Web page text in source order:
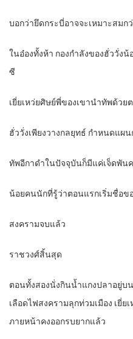
บอกว่ายึดกระบี่อาจจะเหมาะสมก
ในอ๋องทั้งห้า กองกำลังของฮั่ววั่ง
ซี
เยี่ยเหว่ยศิษย์พี่ของเขานำทัพด้วย
ฮั่ววั่งเพียงวางกลยุทธ์ กำหนดแผน
ทัพอีกาดำในปัจจุบันก็มีแค่เจ็ดพัน
น้อยคนนักที่รู้ว่าตอนแรกเริ่มชื่อข
สงครามจบแล้ว
ราชวงศ์สิ้นสุด
ตอนทั้งสองนั่งกินน้ำแกงปลาอยู่บ
เลือดไฟสงครามลุกท่วมเมือง เยี่ย
ภายหน้าคงออกรบยากแล้ว